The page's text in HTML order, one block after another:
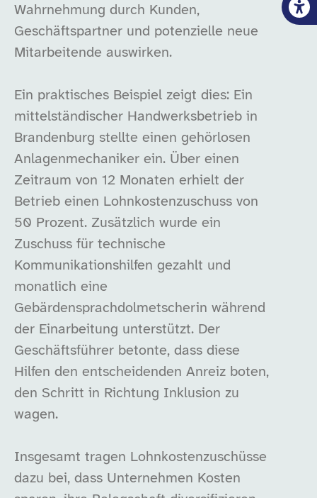
Wahrnehmung durch Kunden,
Geschäftspartner und potenzielle neue
Mitarbeitende auswirken.
Ein praktisches Beispiel zeigt dies: Ein
mittelständischer Handwerksbetrieb in
Brandenburg stellte einen gehörlosen
Anlagenmechaniker ein. Über einen
Zeitraum von 12 Monaten erhielt der
Betrieb einen Lohnkostenzuschuss von
50 Prozent. Zusätzlich wurde ein
Zuschuss für technische
Kommunikationshilfen gezahlt und
monatlich eine
Gebärdensprachdolmetscherin während
der Einarbeitung unterstützt. Der
Geschäftsführer betonte, dass diese
Hilfen den entscheidenden Anreiz boten,
den Schritt in Richtung Inklusion zu
wagen.
Insgesamt tragen Lohnkostenzuschüsse
dazu bei, dass Unternehmen Kosten